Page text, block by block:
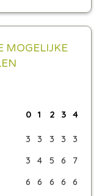
MOGELIJKE
0 1 2 3 4
3 3 3 3
3
3 4 5 6
7
6 6 6 6
6